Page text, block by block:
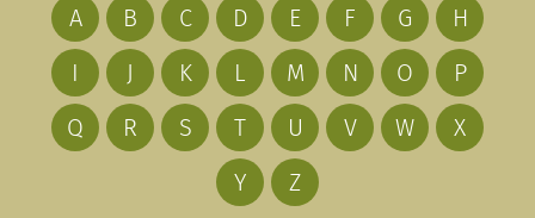
A B C D E F G
H
I
J K L M N O
P
Q
R S T U V W
X
Y
Z